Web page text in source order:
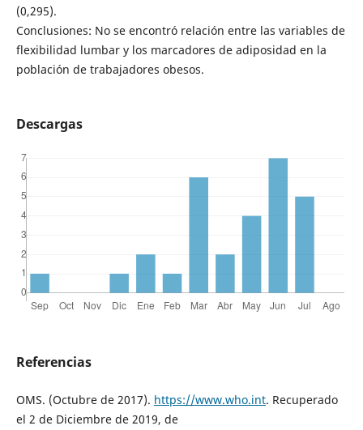
(0,295).
Conclusiones: No se encontró relación entre las variables de
flexibilidad lumbar y los marcadores de adiposidad en la
población de trabajadores obesos.
Descargas
Referencias
OMS. (Octubre de 2017). https://www.who.int. Recuperado
el 2 de Diciembre de 2019, de